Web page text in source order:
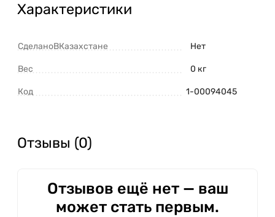
Характеристики
СделаноВКазахстане Нет
Вес 0 кг
Код 1-00094045
Отзывы (0)
Отзывов ещё нет — ваш
может стать первым.